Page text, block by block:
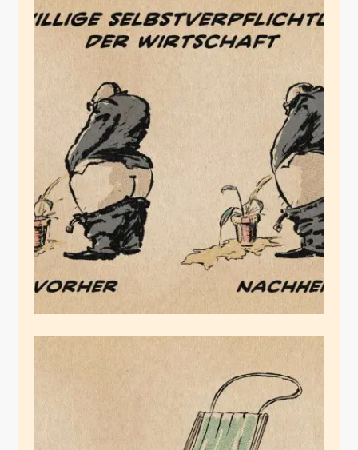
Freiwillige
Selbstverpflichtungen
Juli 27, 2020